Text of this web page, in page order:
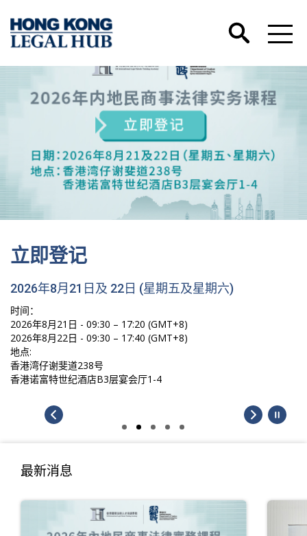
立即登记
2026年8月21日及 22日 (星期五及星期六)
时间：
2026年8月21日 - 09:30 – 17:20 (GMT+8)
2026年8月22日 - 09:30 – 17:40 (GMT+8)
地点:
香港湾仔谢斐道238号
香港诺富特世纪酒店B3层宴会厅1-4
最新消息